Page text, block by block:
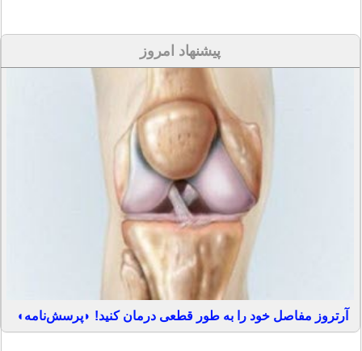
پیشنهاد امروز
آرتروز مفاصل خود را به طور قطعی درمان کنید! ◗پرسش‌نامه◖